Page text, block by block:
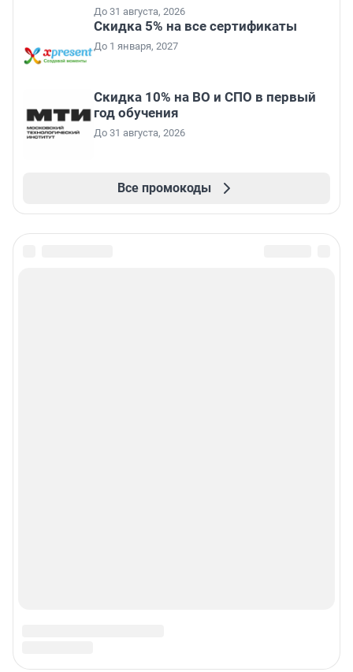
До 31 августа, 2026
Скидка 5% на все сертификаты
До 1 января, 2027
Скидка 10% на ВО и СПО в первый
год обучения
До 31 августа, 2026
Все промокоды